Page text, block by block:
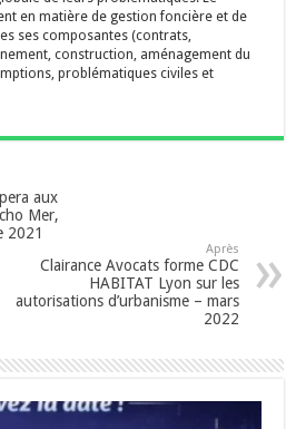
en matière de gestion foncière et de
ses composantes (contrats,
construction, aménagement du
problématiques civiles et
aux
Mer,
2021
Après
Clairance Avocats forme CDC
HABITAT Lyon sur les
autorisations d’urbanisme – mars
2022